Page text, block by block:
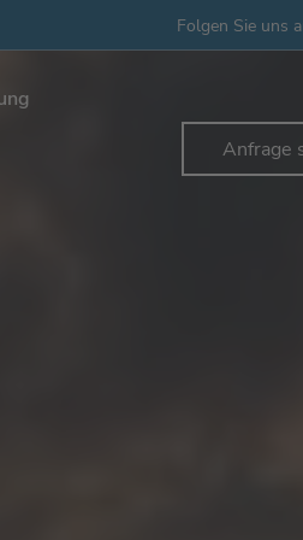
Folgen Sie uns
Anfrage